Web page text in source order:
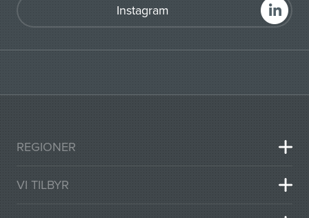
Instagram
REGIONER
VI TILBYR